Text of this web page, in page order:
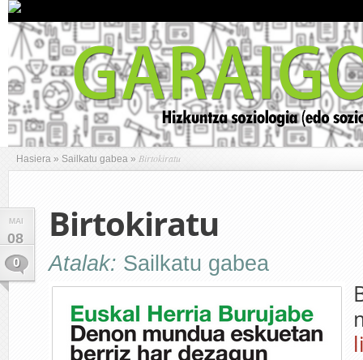
Hasiera » Sailkatu gabea » Birtokiratu
MAI
08
0
Birtokiratu
Atalak: Sailkatu gabea